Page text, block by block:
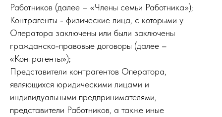
Работников (далее – «Члены семьи Работника»);
Контрагенты - физические лица, с которыми у
Оператора заключены или были заключены
гражданско-правовые договоры (далее –
«Контрагенты»);
Представители контрагентов Оператора,
являющихся юридическими лицами и
индивидуальными предпринимателями,
представители Работников, а также иные